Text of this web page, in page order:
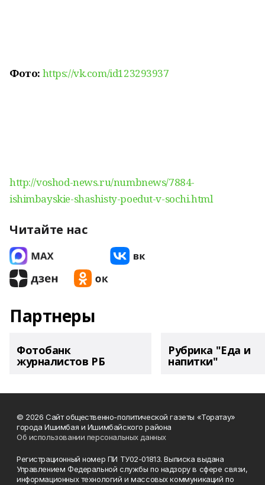
Фото: https://vk.com/id123293937
http://voshod-news.ru/numbnews/7884-
ishimbayskie-shashisty-poedut-v-sochi.html
Читайте нас
Партнеры
Фотобанк
журналистов РБ
Рубрика "Еда и
напитки"
© 2026 Сайт общественно-политической газеты «Торатау»
города Ишимбая и Ишимбайского района
Об использовании персональных данных
Регистрационный номер ПИ ТУ02-01813. Выписка выдана
Управлением Федеральной службы по надзору в сфере связи,
информационных технологий и массовых коммуникаций по